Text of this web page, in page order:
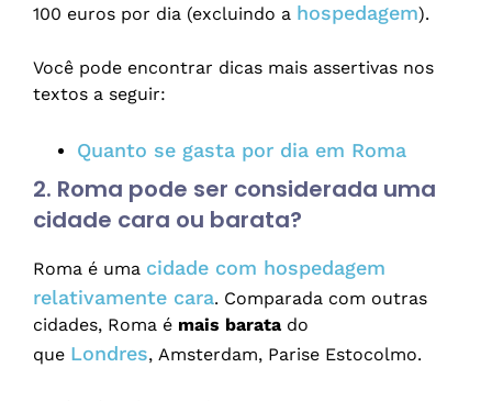
100 euros por dia (excluindo a hospedagem).
Você pode encontrar dicas mais assertivas nos
textos a seguir:
Quanto se gasta por dia em Roma
2. Roma pode ser considerada uma
cidade cara ou barata?
Roma é uma cidade com hospedagem
relativamente cara. Comparada com outras
cidades, Roma é mais barata do
que Londres, Amsterdam, Parise Estocolmo.